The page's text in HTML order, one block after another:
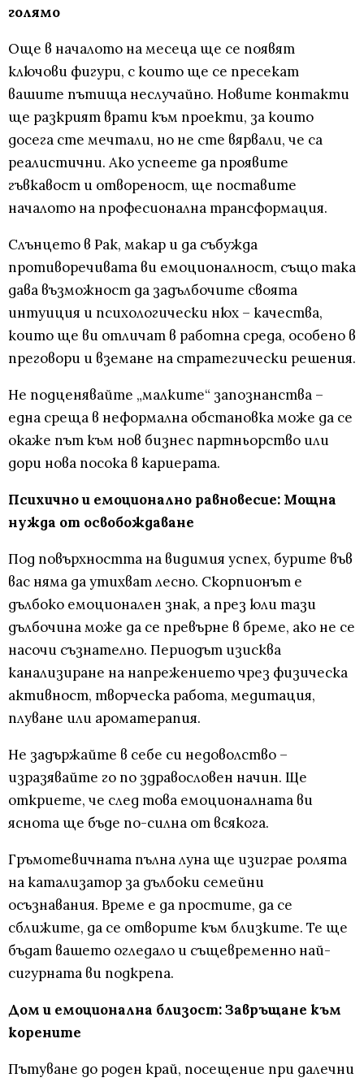
голямо
Още в началото на месеца ще се появят
ключови фигури, с които ще се пресекат
вашите пътища неслучайно. Новите контакти
ще разкрият врати към проекти, за които
досега сте мечтали, но не сте вярвали, че са
реалистични. Ако успеете да проявите
гъвкавост и отвореност, ще поставите
началото на професионална трансформация.
Слънцето в Рак, макар и да събужда
противоречивата ви емоционалност, също така
дава възможност да задълбочите своята
интуиция и психологически нюх – качества,
които ще ви отличат в работна среда, особено в
преговори и вземане на стратегически решения.
Не подценявайте „малките“ запознанства –
една среща в неформална обстановка може да се
окаже път към нов бизнес партньорство или
дори нова посока в кариерата.
Психично и емоционално равновесие: Мощна
нужда от освобождаване
Под повърхността на видимия успех, бурите във
вас няма да утихват лесно. Скорпионът е
дълбоко емоционален знак, а през юли тази
дълбочина може да се превърне в бреме, ако не се
насочи съзнателно. Периодът изисква
канализиране на напрежението чрез физическа
активност, творческа работа, медитация,
плуване или ароматерапия.
Не задържайте в себе си недоволство –
изразявайте го по здравословен начин. Ще
откриете, че след това емоционалната ви
яснота ще бъде по-силна от всякога.
Гръмотевичната пълна луна ще изиграе ролята
на катализатор за дълбоки семейни
осъзнавания. Време е да простите, да се
сближите, да се отворите към близките. Те ще
бъдат вашето огледало и същевременно най-
сигурната ви подкрепа.
Дом и емоционална близост: Завръщане към
корените
Пътуване до роден край, посещение при далечни